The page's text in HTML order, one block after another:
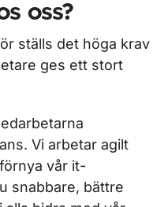
oss?
ställs det höga krav
ges ett stort
Vi arbetar agilt
vår it-
snabbare, bättre